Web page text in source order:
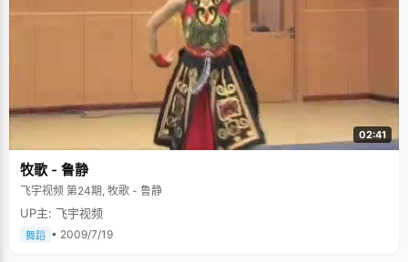
业，我们有理由相信他在大学四年以后的光明前景，但张南飞心里一直藏着
一个梦想，"其实我最想做的是导演"。一个纯现实的东西和一个纯艺术的东
西放在一起，总免不了有些奇怪。 说起电影，张南飞立即神采飞扬起来，"大
概从初中开始看电影的，常常跟妈妈一起去电影院看大屏幕，后来就开始收
集影碟，没钱就跟妈妈要钱买碟，她不给我就放下话不好好学习，妈妈后来
就放任我了"。张南飞家的一个大书架上堆满了他收集的各种碟片，正版的盒
装，盗版的简装，还有一些通过特殊渠道进来的内地买不到的打口碟片，数
一数，不下两千张了。"基本每部电影都会有很多感触，告诉我很多东西。看
一部电影就是一种学习的过程，一个心灵的启发，看很多人的故事，就能体
会很多生活，电影就是放在放大镜下的生活。" 张南飞最痴迷电影是在高中的
时候，他帜热的喜爱上电影，每个星期都会看上几部电影，然后有感而发写
一些影评类的文章放在自己的空间里。高考填报志愿的时候，他还动过填报
导演系的念头。"有一次在家里我试着提了一下考导演的念头，家人都惊呆
了，后来我就放弃了自己不成熟的想法，要不然初高中读那么多书都浪费
了。" 尽管如此，张南飞还是放不下心中的这个想法，他用各种形式来实践着
剑奇侠传》，我选了李逍遥的角色，根据剧情和自己的想法把游戏玩完，就
02:41
牧歌 - 鲁静
飞宇视频 第24期, 牧歌 - 鲁静
UP主: 飞宇视频
舞蹈 • 2009/7/19